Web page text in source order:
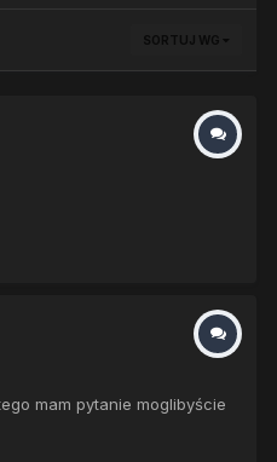
SORTUJ WG
mam pytanie moglibyście